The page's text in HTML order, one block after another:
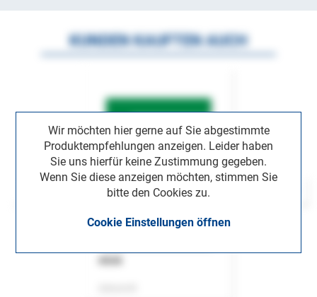
Wir möchten hier gerne auf Sie abgestimmte
Produktempfehlungen anzeigen. Leider haben
Sie uns hierfür keine Zustimmung gegeben.
Wenn Sie diese anzeigen möchten, stimmen Sie
bitte den Cookies zu.
Cookie Einstellungen öffnen
KUNDEN KAUFTEN AUCH